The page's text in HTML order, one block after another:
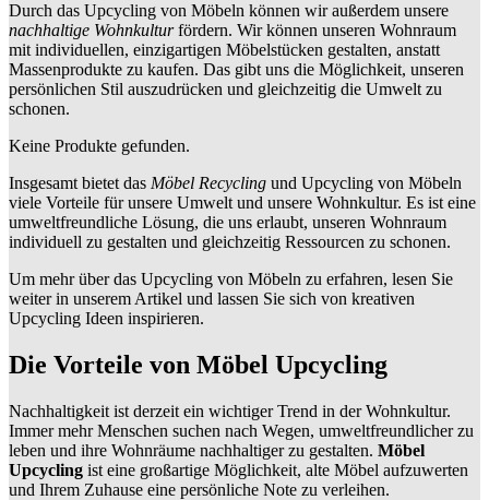
Durch das Upcycling von Möbeln können wir außerdem unsere
nachhaltige Wohnkulturfördern. Wir können unseren Wohnraum
mit individuellen, einzigartigen Möbelstücken gestalten, anstatt
Massenprodukte zu kaufen. Das gibt uns die Möglichkeit, unseren
persönlichen Stil auszudrücken und gleichzeitig die Umwelt zu
schonen.
Keine Produkte gefunden.
Insgesamt bietet das Möbel Recycling und Upcycling von Möbeln
viele Vorteile für unsere Umwelt und unsere Wohnkultur. Es ist eine
umweltfreundliche Lösung, die uns erlaubt, unseren Wohnraum
individuell zu gestalten und gleichzeitig Ressourcen zu schonen.
Um mehr über das Upcycling von Möbeln zu erfahren, lesen Sie
weiter in unserem Artikel und lassen Sie sich von kreativen
Upcycling Ideen inspirieren.
Die Vorteile von Möbel Upcycling
Nachhaltigkeit ist derzeit ein wichtiger Trend in der Wohnkultur.
Immer mehr Menschen suchen nach Wegen, umweltfreundlicher zu
leben und ihre Wohnräume nachhaltiger zu gestalten. Möbel
Upcycling ist eine großartige Möglichkeit, alte Möbel aufzuwerten
und Ihrem Zuhause eine persönliche Note zu verleihen.